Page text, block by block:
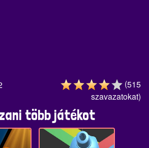
(515
szavazatokat)
több játékot